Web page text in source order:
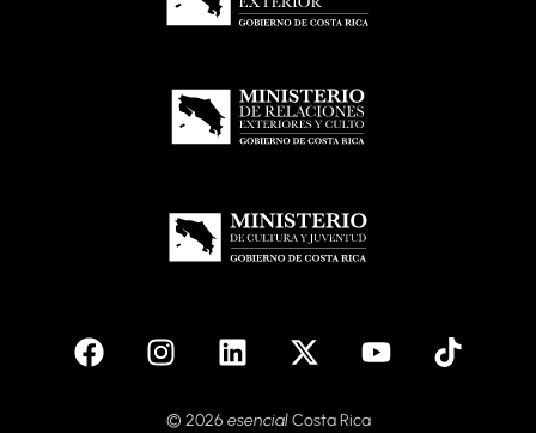
© 2026 esencialCosta Rica